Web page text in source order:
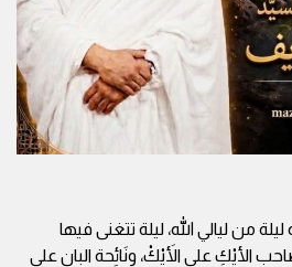
من ليالي الله، ليلة تتغنى فيها
الأيْكِ على الأَيْكْ، ونَائِحة البانِ على